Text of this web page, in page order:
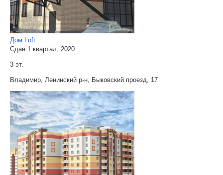
Дом Loft
Сдан 1 квартал, 2020
3 эт.
Владимир, Ленинский р-н, Быковский проезд, 17